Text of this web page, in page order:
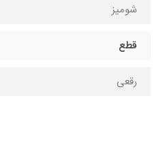
شومیز
قطع
رقعی